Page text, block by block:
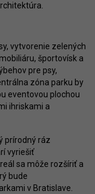
vytvorenie zelených
športovísk a
pre psy,
zóna parku by
eventovou plochou
ihriskami a
prírodný ráz
vyriešiť
sa môže rozšíriť a
bude
v Bratislave.